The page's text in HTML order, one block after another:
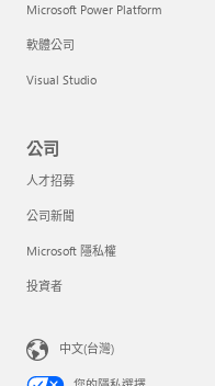
Microsoft Power Platform
軟體公司
Visual Studio
公司
人才招募
公司新聞
Microsoft 隱私權
投資者
中文(台灣)